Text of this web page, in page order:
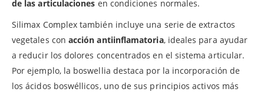
de las articulaciones en condiciones normales.
Silimax Complex también incluye una serie de extractos
vegetales con acción antiinflamatoria, ideales para ayudar
a reducir los dolores concentrados en el sistema articular.
Por ejemplo, la boswellia destaca por la incorporación de
los ácidos boswéllicos, uno de sus principios activos más